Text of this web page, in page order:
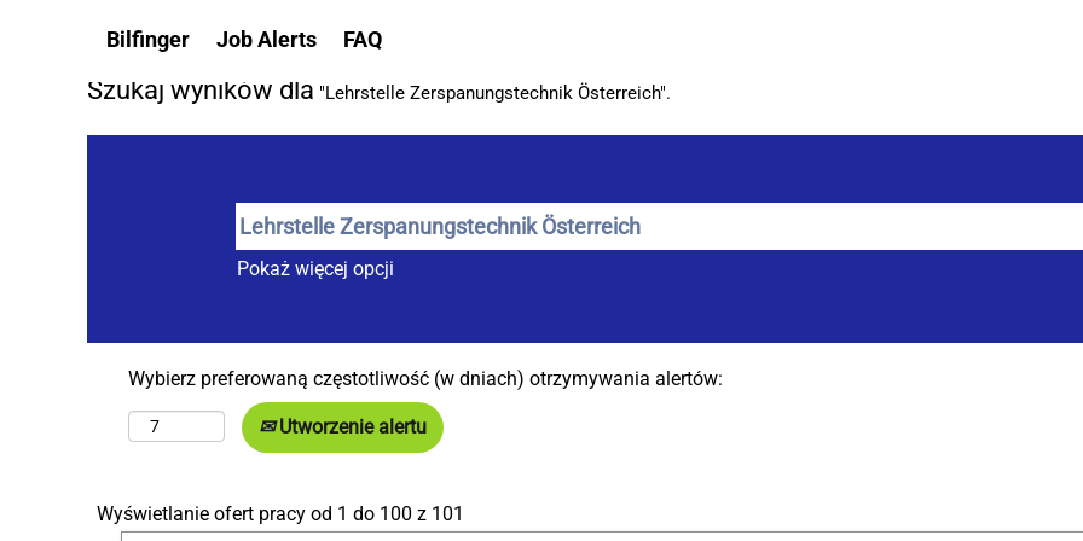
Bilfinger Job Alerts FAQ
Strona główna Lehrstelle Zerspanungstechnik Österreich w Bilfinger
Szukaj wyników dla "Lehrstelle Zerspanungstechnik Österreich".
Pokaż więcej opcji
Wybierz preferowaną częstotliwość (w dniach) otrzymywania alertów:
Utworzenie alertu
Wyświetlanie ofert pracy od 1 do 100 z 101